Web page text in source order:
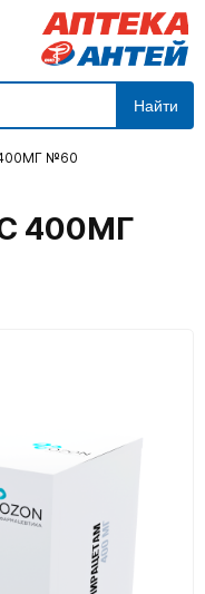
Найти
№60
400МГ